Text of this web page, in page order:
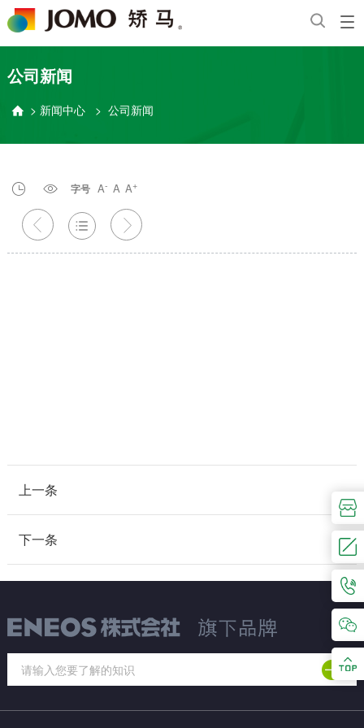
公司新闻
 > 新闻中心 > 公司新闻
  字号 A- A A+
  
上一条
下一条